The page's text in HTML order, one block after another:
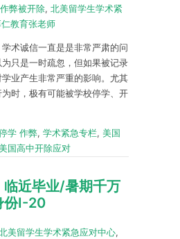
作弊被开除, 北美留学生学术紧
仁教育张老师
术诚信一直是是非常严肃的问
只是一时疏忽，但如果被记录
业产生非常严重的影响。尤其
时，极有可能被学校停学、开
学 作弊, 学术紧急专栏, 美国
国高中开除应对
临近毕业/暑期千万
份I-20
美留学生学术紧急应对中心,